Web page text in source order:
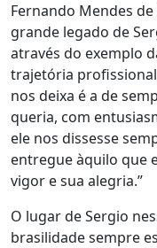
Fernando Mendes
grande legado de
através do exemplo
trajetória
nos deixa é a de
queria, com
ele nos dissesse
entregue àquilo que
vigor e sua alegria.”
O lugar de Sergio
brasilidade sempre